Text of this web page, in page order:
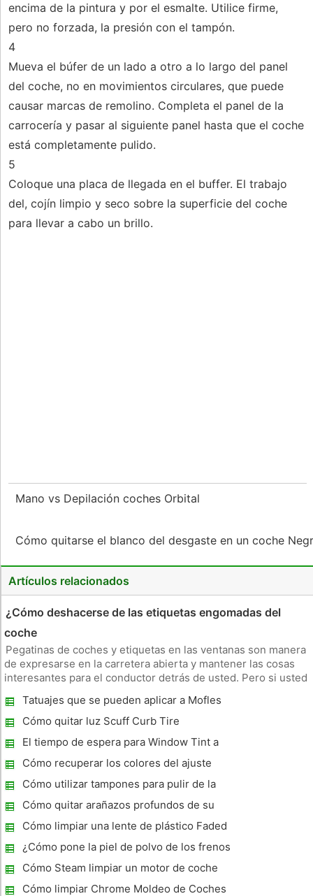
encima de la pintura y por el esmalte. Utilice firme,
pero no forzada, la presión con el tampón.
4
Mueva el búfer de un lado a otro a lo largo del panel
del coche, no en movimientos circulares, que puede
causar marcas de remolino. Completa el panel de la
carrocería y pasar al siguiente panel hasta que el coche
está completamente pulido.
5
Coloque una placa de llegada en el buffer. El trabajo
del, cojín limpio y seco sobre la superficie del coche
para llevar a cabo un brillo.
Mano vs Depilación coches Orbital
Cómo quitarse el blanco del desgaste en un coche
Artículos relacionados
¿Cómo deshacerse de las etiquetas engomadas del
coche
Pegatinas de coches y etiquetas en las ventanas son manera
de expresarse en la carretera abierta y mantener las cosas
interesantes para el conductor detrás de usted. Pero si usted
etiquetas en las ventanas en realidad puede disminuir el valor
Tatuajes que se pueden aplicar a Mofles
Cómo quitar luz Scuff Curb Tire
El tiempo de espera para Window Tint a
Seca ?
Cómo recuperar los colores del ajuste
automático de plástico
Cómo utilizar tampones para pulir de la
amoladora
Cómo quitar arañazos profundos de su
coche
Cómo limpiar una lente de plástico Faded
Faro
¿Cómo pone la piel de polvo de los frenos
Off BMW Llantas
Cómo Steam limpiar un motor de coche
Cómo limpiar Chrome Moldeo de Coches